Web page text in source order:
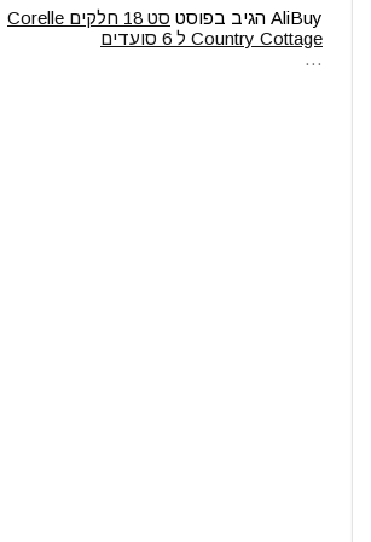
AliBuy הגיב בפוסט
סט 18 חלקים Corelle
Country Cottage ל 6 סועדים
…